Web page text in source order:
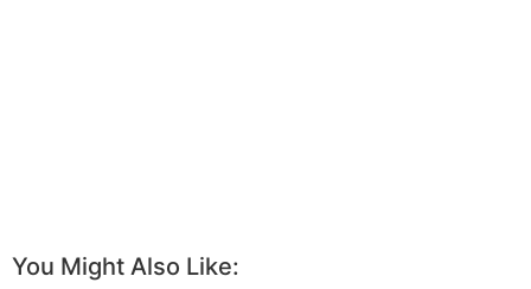
You Might Also Like: